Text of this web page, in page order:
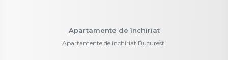
Apartamente de închiriat
Apartamente de închiriat Bucuresti